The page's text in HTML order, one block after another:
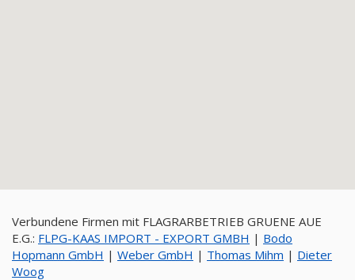
Verbundene Firmen mit FLAGRARBETRIEB GRUENE AUE
E.G.: FLPG-KAAS IMPORT - EXPORT GMBH | Bodo
Hopmann GmbH | Weber GmbH | Thomas Mihm | Dieter
Woog